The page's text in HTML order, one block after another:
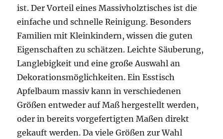
ist. Der Vorteil eines Massivholztisches ist die
einfache und schnelle Reinigung. Besonders
Familien mit Kleinkindern, wissen die guten
Eigenschaften zu schätzen. Leichte Säuberung,
Langlebigkeit und eine große Auswahl an
Dekorationsmöglichkeiten. Ein Esstisch
Apfelbaum massiv kann in verschiedenen
Größen entweder auf Maß hergestellt werden,
oder in bereits vorgefertigten Maßen direkt
gekauft werden. Da viele Größen zur Wahl